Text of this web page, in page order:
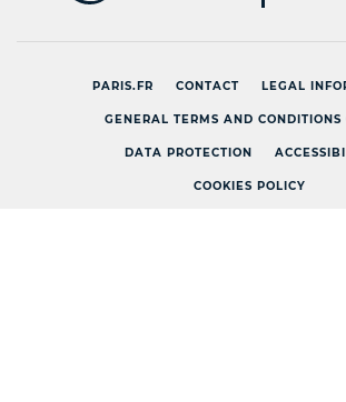
PARIS.FR CONTACT LEGAL
GENERAL TERMS AND CONDITIONS
DATA PROTECTION
COOKIES POLICY